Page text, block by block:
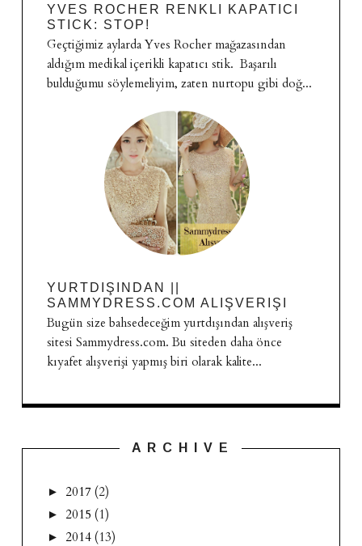
YVES ROCHER RENKLI KAPATICI
STICK: STOP!
Geçtiğimiz aylarda Yves Rocher mağazasından
aldığım medikal içerikli kapatıcı stik. Başarılı
bulduğumu söylemeliyim, zaten nurtopu gibi doğ...
YURTDIŞINDAN ||
SAMMYDRESS.COM ALIŞVERIŞI
Bugün size bahsedeceğim yurtdışından alışveriş
sitesi Sammydress.com. Bu siteden daha önce
kıyafet alışverişi yapmış biri olarak kalite...
A R C H I V E
► 2017 (2)
► 2015 (1)
► 2014 (13)